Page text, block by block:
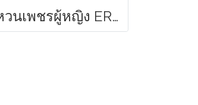
แหวนเพชรผู้หญิง ER16